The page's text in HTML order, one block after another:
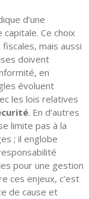
d’une
Ce choix
mais aussi
doivent
en
évoluent
les lois relatives
. En d’autres
limite pas à la
; il englobe
pour une gestion
ces enjeux, c’est
de cause et